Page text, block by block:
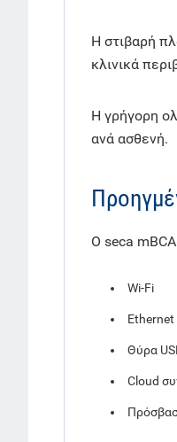
Η στιβαρή
κλινικά
Η γρήγορη
ανά ασθενή.
Ο seca
Wi-Fi
Ethernet
Θύρα
Cloud